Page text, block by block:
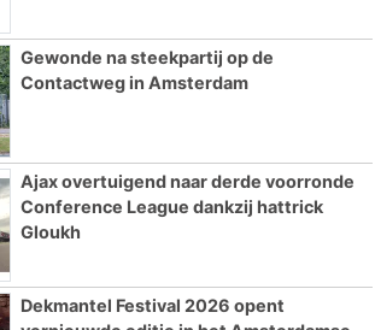
Gewonde na steekpartij op de
Contactweg in Amsterdam
Ajax overtuigend naar derde voorronde
Conference League dankzij hattrick
Gloukh
Dekmantel Festival 2026 opent